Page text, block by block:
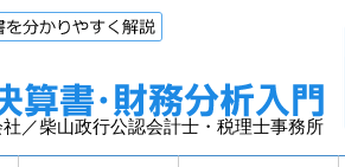
／柴山政行公認会計士・税理士事務所